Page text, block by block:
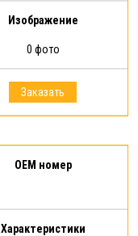
Изображение
0 фото
Заказать
OEM номер
Характеристики